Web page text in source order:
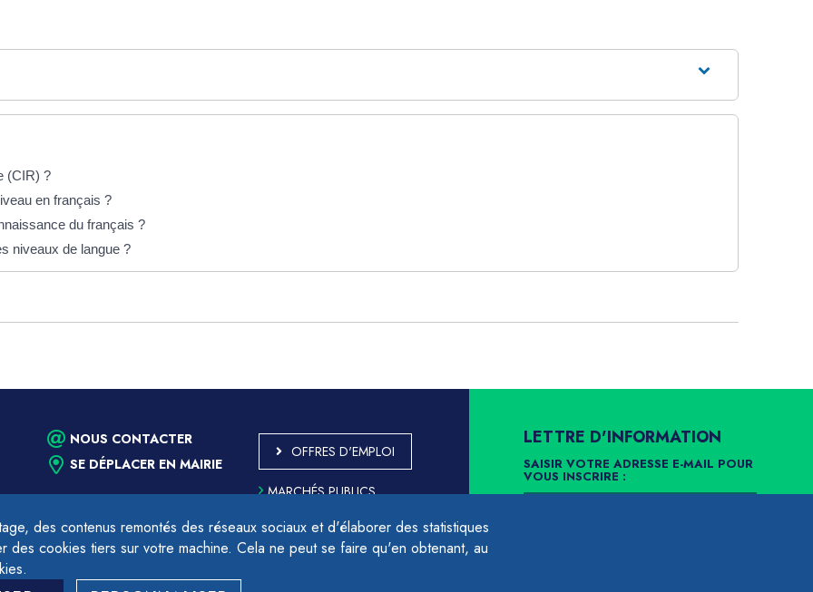
des contenus remontés des réseaux sociaux et d'élaborer des statistiques
cookies tiers sur votre machine. Cela ne peut se faire qu'en obtenant, au
(CIR) ?
en français ?
du français ?
niveaux de langue ?
NOUS CONTACTER
SE DÉPLACER EN MAIRIE
OFFRES D'EMPLOI
MARCHÉS PUBLICS
CONFORME
PLAN DU SITE
LETTRE D'INFORMATION
SAISIR VOTRE ADRESSE E-MAIL POUR
VOUS INSCRIRE :